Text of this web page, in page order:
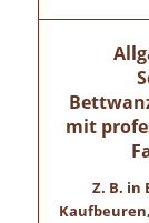
mit
Z. B. in